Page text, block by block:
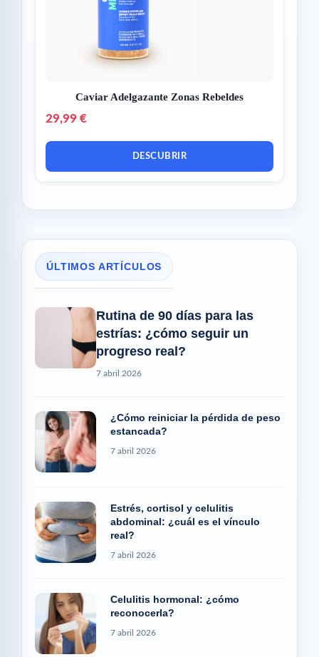
Caviar Adelgazante Zonas Rebeldes
29,99 €
DESCUBRIR
ÚLTIMOS ARTÍCULOS
Rutina de 90 días para las
estrías: ¿cómo seguir un
progreso real?
7 abril 2026
¿Cómo reiniciar la pérdida de peso
estancada?
7 abril 2026
Estrés, cortisol y celulitis
abdominal: ¿cuál es el vínculo
real?
7 abril 2026
Celulitis hormonal: ¿cómo
reconocerla?
7 abril 2026